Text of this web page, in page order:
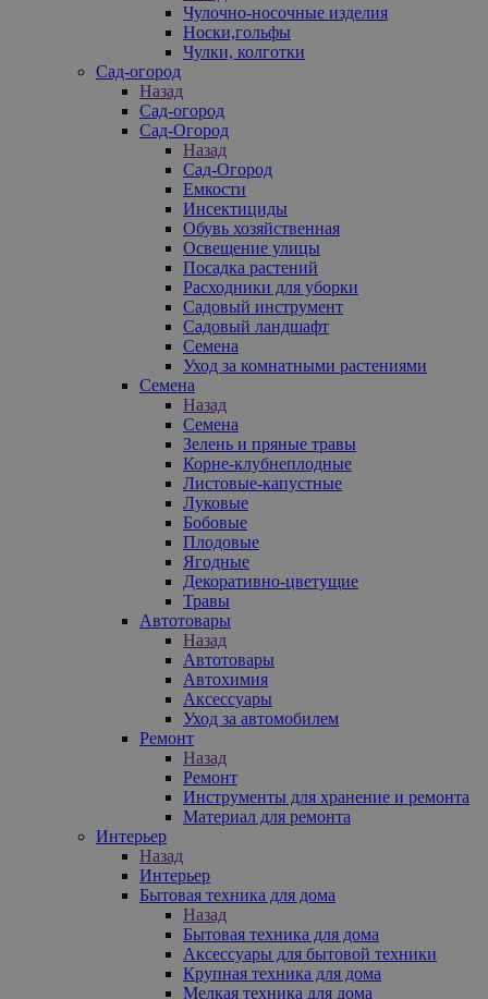
Чулочно-носочные изделия
Носки,гольфы
Чулки, колготки
Сад-огород
Назад
Сад-огород
Сад-Огород
Назад
Сад-Огород
Емкости
Инсектициды
Обувь хозяйственная
Освещение улицы
Посадка растений
Расходники для уборки
Садовый инструмент
Садовый ландшафт
Семена
Уход за комнатными растениями
Семена
Назад
Семена
Зелень и пряные травы
Корне-клубнеплодные
Листовые-капустные
Луковые
Бобовые
Плодовые
Ягодные
Декоративно-цветущие
Травы
Автотовары
Назад
Автотовары
Автохимия
Аксессуары
Уход за автомобилем
Ремонт
Назад
Ремонт
Инструменты для хранение и ремонта
Материал для ремонта
Интерьер
Назад
Интерьер
Бытовая техника для дома
Назад
Бытовая техника для дома
Аксессуары для бытовой техники
Крупная техника для дома
Мелкая техника для дома